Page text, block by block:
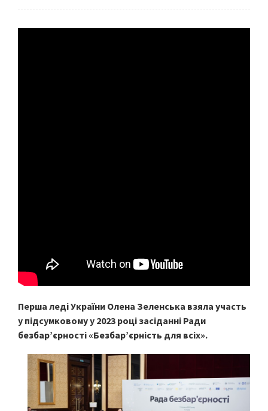
Перша леді України Олена Зеленська взяла участь
у підсумковому у 2023 році засіданні Ради
безбар’єрності «Безбар’єрність для всіх».